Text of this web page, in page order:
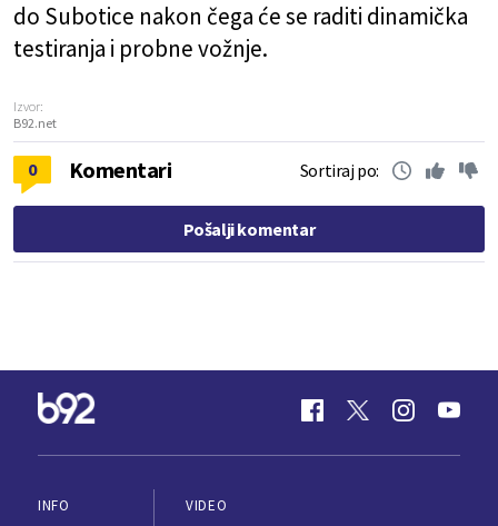
do Subotice nakon čega će se raditi dinamička
testiranja i probne vožnje.
Izvor:
B92.net
0 Komentari Sortiraj po:
Pošalji komentar
INFO
VIDEO